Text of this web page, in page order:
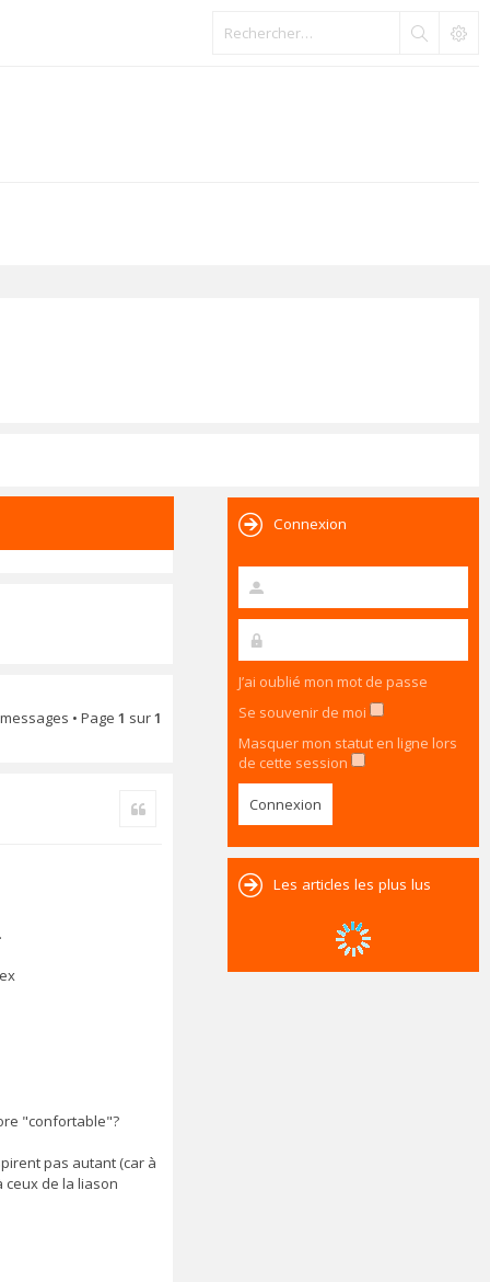
• Page 1 sur1
"confortable"?
pas autant (car à
de la liason
Connexion
J’ai oublié mon mot de passe
Se souvenir de moi
Masquer mon statut en ligne lors
de cette session
Les articles les plus lus